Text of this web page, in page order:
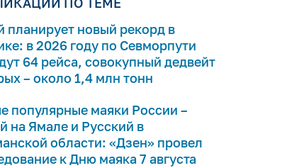
планирует новый рекорд в
в 2026 году по Севморпути
64 рейса, совокупный дедвейт
– около 1,4 млн тонн
популярные маяки России –
на Ямале и Русский в
области: «Дзен» провел
к Дню маяка 7 августа